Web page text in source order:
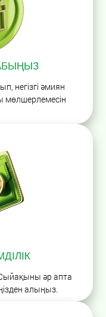
негізгі әмиян
әр апта
алыңыз.